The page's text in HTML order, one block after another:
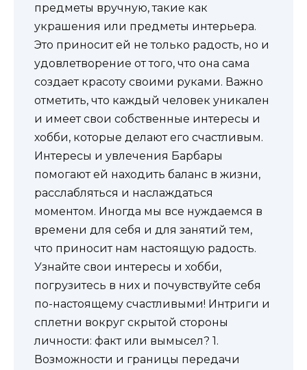
предметы вручную, такие как
украшения или предметы интерьера.
Это приносит ей не только радость, но и
удовлетворение от того, что она сама
создает красоту своими руками. Важно
отметить, что каждый человек уникален
и имеет свои собственные интересы и
хобби, которые делают его счастливым.
Интересы и увлечения Барбары
помогают ей находить баланс в жизни,
расслабляться и наслаждаться
моментом. Иногда мы все нуждаемся в
времени для себя и для занятий тем,
что приносит нам настоящую радость.
Узнайте свои интересы и хобби,
погрузитесь в них и почувствуйте себя
по-настоящему счастливыми! Интриги и
сплетни вокруг скрытой стороны
личности: факт или вымысел? 1.
Возможности и границы передачи